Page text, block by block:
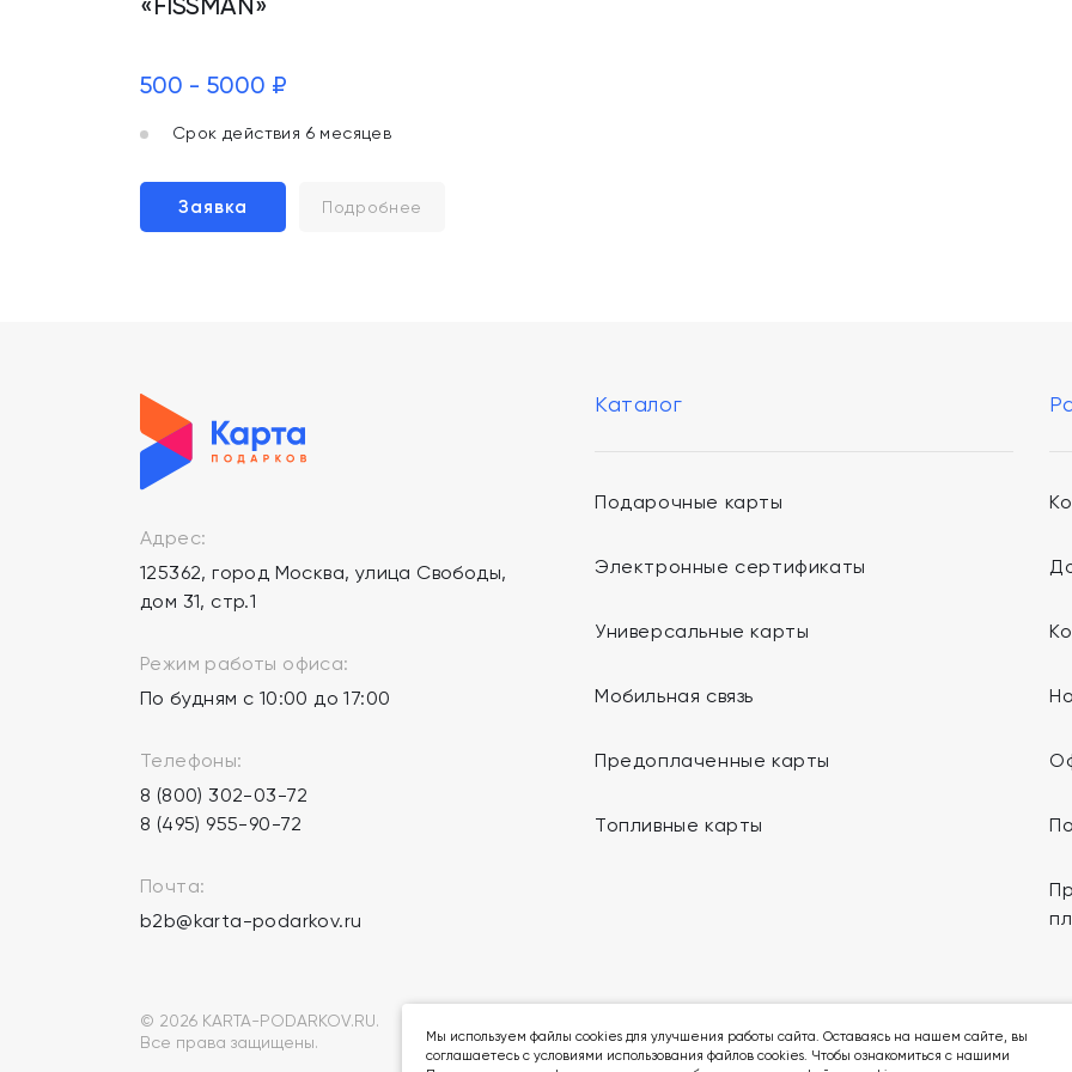
500 - 5000 ₽
Срок действия 6 месяцев
Заявка Подробнее
Адрес:
125362, город Москва, улица Свободы,
дом 31, стр.1
Режим работы офиса:
По будням с 10:00 до 17:00
Телефоны:
8 (800) 302-03-72
8 (495) 955-90-72
Почта:
b2b@karta-podarkov.ru
Каталог
Подарочные карты
Электронные сертификаты
Универсальные карты
Мобильная связь
Предоплаченные карты
Топливные карты
© 2026 KARTA-PODARKOV.RU.
Все права защищены.
Мы в социальных сетях:
Мы используем файлы cookies для улучшения работы сайта. Оставаясь на нашем сайте, вы
соглашаетесь с условиями использования файлов cookies. Чтобы ознакомиться с нашими